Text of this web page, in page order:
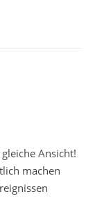
Ansicht!
machen